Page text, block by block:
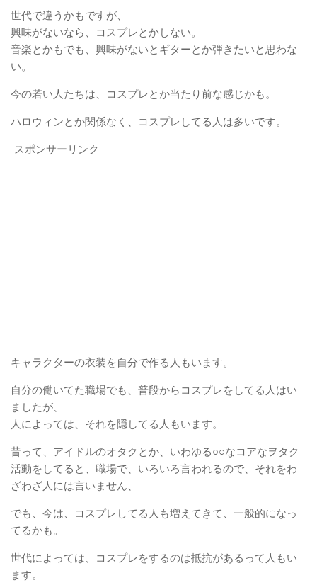
世代で違うかもですが、
興味がないなら、コスプレとかしない。
音楽とかもでも、興味がないとギターとか弾きたいと思わな
い。
今の若い人たちは、コスプレとか当たり前な感じかも。
ハロウィンとか関係なく、コスプレしてる人は多いです。
スポンサーリンク
キャラクターの衣装を自分で作る人もいます。
自分の働いてた職場でも、普段からコスプレをしてる人はい
ましたが、
人によっては、それを隠してる人もいます。
昔って、アイドルのオタクとか、いわゆる○○なコアなヲタク
活動をしてると、職場で、いろいろ言われるので、それをわ
ざわざ人には言いません、
でも、今は、コスプレしてる人も増えてきて、一般的になっ
てるかも。
世代によっては、コスプレをするのは抵抗があるって人もい
ます。